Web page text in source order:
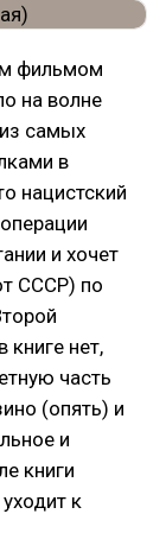
фильмом
на волне
самых
в
нацистский
и хочет
СССР) по
нет,
часть
(опять) и
и
книги
к